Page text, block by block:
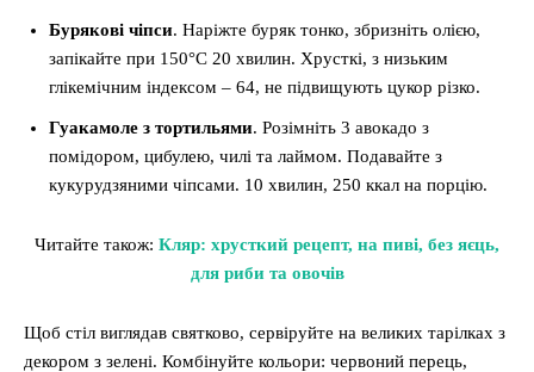
Бурякові чіпси. Наріжте буряк тонко, збризніть олією,
запікайте при 150°C 20 хвилин. Хрусткі, з низьким
глікемічним індексом – 64, не підвищують цукор різко.
Гуакамоле з тортильями. Розімніть 3 авокадо з
помідором, цибулею, чилі та лаймом. Подавайте з
кукурудзяними чіпсами. 10 хвилин, 250 ккал на порцію.
Читайте також: Кляр: хрусткий рецепт, на пиві, без яєць,
для риби та овочів
Щоб стіл виглядав святково, сервіруйте на великих тарілках з
декором з зелені. Комбінуйте кольори: червоний перець,